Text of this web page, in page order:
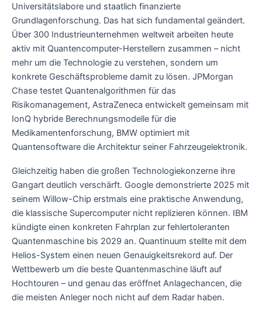
Universitätslabore und staatlich finanzierte
Grundlagenforschung. Das hat sich fundamental geändert.
Über 300 Industrieunternehmen weltweit arbeiten heute
aktiv mit Quantencomputer-Herstellern zusammen – nicht
mehr um die Technologie zu verstehen, sondern um
konkrete Geschäftsprobleme damit zu lösen. JPMorgan
Chase testet Quantenalgorithmen für das
Risikomanagement, AstraZeneca entwickelt gemeinsam mit
IonQ hybride Berechnungsmodelle für die
Medikamentenforschung, BMW optimiert mit
Quantensoftware die Architektur seiner Fahrzeugelektronik.
Gleichzeitig haben die großen Technologiekonzerne ihre
Gangart deutlich verschärft. Google demonstrierte 2025 mit
seinem Willow-Chip erstmals eine praktische Anwendung,
die klassische Supercomputer nicht replizieren können. IBM
kündigte einen konkreten Fahrplan zur fehlertoleranten
Quantenmaschine bis 2029 an. Quantinuum stellte mit dem
Helios-System einen neuen Genauigkeitsrekord auf. Der
Wettbewerb um die beste Quantenmaschine läuft auf
Hochtouren – und genau das eröffnet Anlagechancen, die
die meisten Anleger noch nicht auf dem Radar haben.